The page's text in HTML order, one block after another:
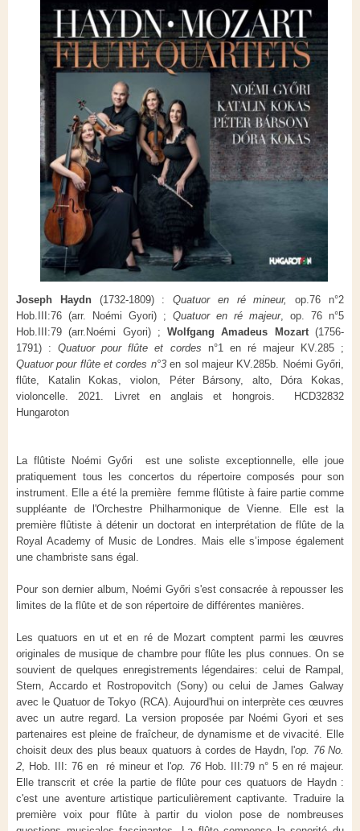
Joseph Haydn (1732-1809) :Quatuor en ré mineur,
op.76 n°2
Hob.III:76 (arr. Noémi Gyori) ; Quatuor en ré majeur, op. 76 n°5
Hob.III:79 (arr.Noémi Gyori) ; Wolfgang Amadeus Mozart(1756-
1791) :Quatuor pour flûte et cordes n°1 en ré majeur KV.285 ;
Quatuor pour flûte et cordes n°3en sol majeur KV.285b. Noémi Győri,
flûte, Katalin Kokas, violon, Péter Bársony, alto, Dóra Kokas,
violoncelle. 2021. Livret en anglais et hongrois. HCD32832
Hungaroton
La flûtiste Noémi Győri est une soliste exceptionnelle, elle joue
pratiquement tous les concertos du répertoire composés pour son
instrument. Elle a été la première femme flûtiste à faire partie comme
suppléante de l'Orchestre Philharmonique de Vienne. Elle est la
première flûtiste à détenir un doctorat en interprétation de flûte de la
Royal Academy of Music de Londres. Mais elle s’impose également
une chambriste sans égal.
Pour son dernier album, Noémi Győri s'est consacrée à repousser les
limites de la flûte et de son répertoire de différentes manières.
Les quatuors en ut et en ré de Mozart comptent parmi les œuvres
originales de musique de chambre pour flûte les plus connues. On se
souvient de quelques enregistrements légendaires: celui de Rampal,
Stern, Accardo et Rostropovitch (Sony) ou celui de James Galway
avec le Quatuor de Tokyo (RCA). Aujourd'hui on interprète ces œuvres
avec un autre regard. La version proposée par Noémi Gyori et ses
partenaires est pleine de fraîcheur, de dynamisme et de vivacité. Elle
choisit deux des plus beaux quatuors à cordes de Haydn, l'op. 76 No.
2 , Hob. III: 76 en ré mineur et l'op. 76 Hob. III:79 n° 5 en ré majeur.
Elle transcrit et crée la partie de flûte pour ces quatuors de Haydn :
c'est une aventure artistique particulièrement captivante. Traduire la
première voix pour flûte à partir du violon pose de nombreuses